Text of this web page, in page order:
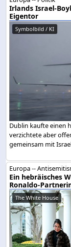
Irlands Israel-
Eigentor
Symbolbild / KI
Dublin kaufte einen
verzichtete aber
gemeinsam mit
Europa --
Ein hebräisches
Ronaldo-
The White House